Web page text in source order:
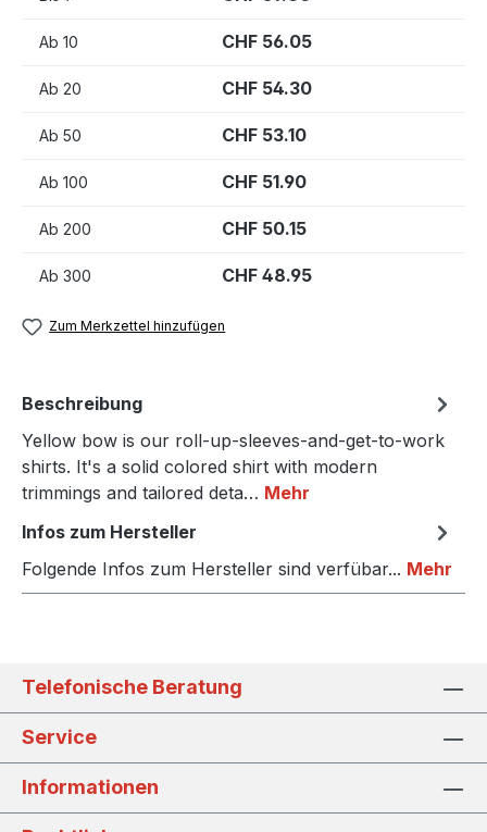
Ab 10 CHF 56.05
Ab 20 CHF 54.30
Ab 50 CHF 53.10
Ab 100 CHF 51.90
Ab 200 CHF 50.15
Ab 300 CHF 48.95
Zum Merkzettel hinzufügen
Beschreibung
Yellow bow is our roll-up-sleeves-and-get-to-work
shirts. It's a solid colored shirt with modern
trimmings and tailored deta… Mehr
Infos zum Hersteller
Folgende Infos zum Hersteller sind verfübar... Mehr
Telefonische Beratung
Service
Informationen